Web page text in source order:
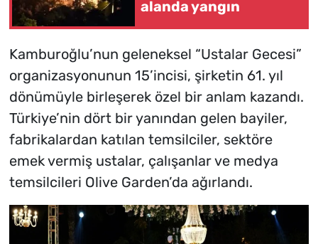
alanda yangın
Kamburoğlu’nun geleneksel “Ustalar Gecesi”
organizasyonunun 15’incisi, şirketin 61. yıl
dönümüyle birleşerek özel bir anlam kazandı.
Türkiye’nin dört bir yanından gelen bayiler,
fabrikalardan katılan temsilciler, sektöre
emek vermiş ustalar, çalışanlar ve medya
temsilcileri Olive Garden’da ağırlandı.